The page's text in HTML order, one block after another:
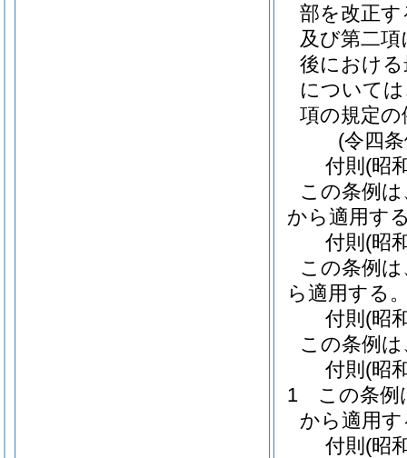
部を改正す
及び第二
後におけ
について
項の規定
(令四
付則 (昭
この条例
から適用す
付則 (昭
この条例
ら適用する
付則 (昭
この条例
付則 (昭
1
この条例
から適用
付則 (昭